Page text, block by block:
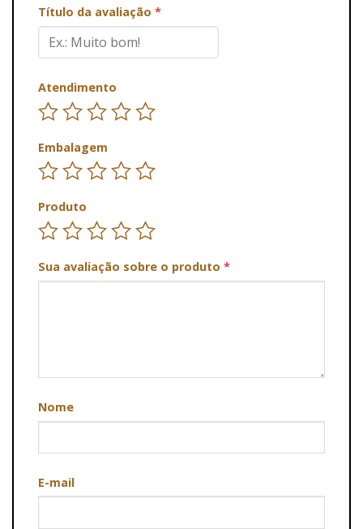
Título da avaliação *
Atendimento
Embalagem
Produto
Sua avaliação sobre o produto *
Nome
E-mail